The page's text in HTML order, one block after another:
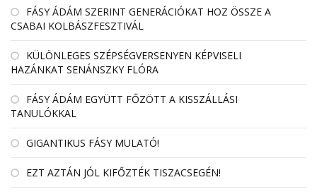
FÁSY ÁDÁM SZERINT GENERÁCIÓKAT HOZ ÖSSZE A
CSABAI KOLBÁSZFESZTIVÁL
KÜLÖNLEGES SZÉPSÉGVERSENYEN KÉPVISELI
HAZÁNKAT SENÁNSZKY FLÓRA
FÁSY ÁDÁM EGYÜTT FŐZÖTT A KISSZÁLLÁSI
TANULÓKKAL
GIGANTIKUS FÁSY MULATÓ!
EZT AZTÁN JÓL KIFŐZTÉK TISZACSEGÉN!